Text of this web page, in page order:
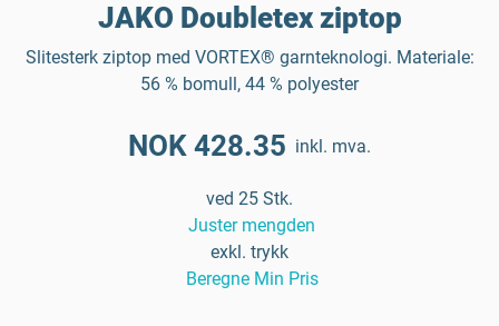
JAKO Doubletex ziptop
Slitesterk ziptop med VORTEX® garnteknologi. Materiale:
56 % bomull, 44 % polyester
NOK 428.35 inkl. mva.
ved 25 Stk.
Juster mengden
exkl. trykk
Beregne Min Pris